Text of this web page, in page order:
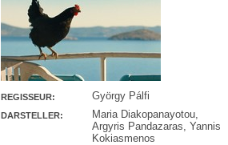
REGISSEUR: György Pálfi
DARSTELLER: Maria Diakopanayotou
Argyris Pandazaras Yannis
Kokiasmenos